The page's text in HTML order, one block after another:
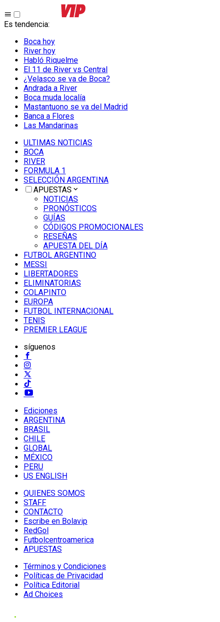
Es tendencia:
Boca hoy
River hoy
Habló Riquelme
El 11 de River vs Central
¿Velasco se va de Boca?
Andrada a River
Boca muda localía
Mastantuono se va del Madrid
Banca a Flores
Las Mandarinas
ULTIMAS NOTICIAS
BOCA
RIVER
FORMULA 1
SELECCIÓN ARGENTINA
APUESTAS
NOTICIAS
PRONÓSTICOS
GUÍAS
CÓDIGOS PROMOCIONALES
RESEÑAS
APUESTA DEL DÍA
FUTBOL ARGENTINO
MESSI
LIBERTADORES
ELIMINATORIAS
COLAPINTO
EUROPA
FUTBOL INTERNACIONAL
TENIS
PREMIER LEAGUE
síguenos
Ediciones
ARGENTINA
BRASIL
CHILE
GLOBAL
MÉXICO
PERU
US ENGLISH
QUIENES SOMOS
STAFF
CONTACTO
Escribe en Bolavip
RedGol
Futbolcentroamerica
APUESTAS
Términos y Condiciones
Políticas de Privacidad
Política Editorial
Ad Choices